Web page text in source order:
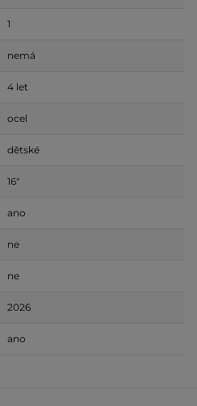
1
nemá
4 let
ocel
dětské
16"
ano
ne
ne
2026
ano